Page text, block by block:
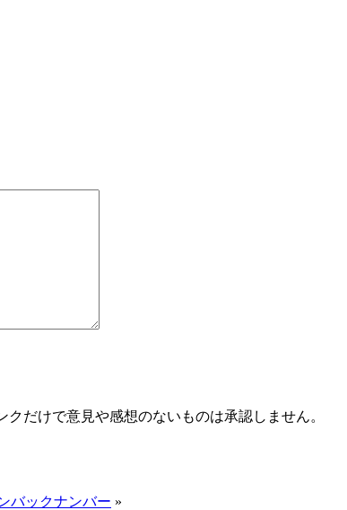
だけで意見や感想のないものは承認しません。
バックナンバー »